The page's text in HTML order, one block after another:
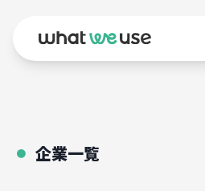
● 企業一覧